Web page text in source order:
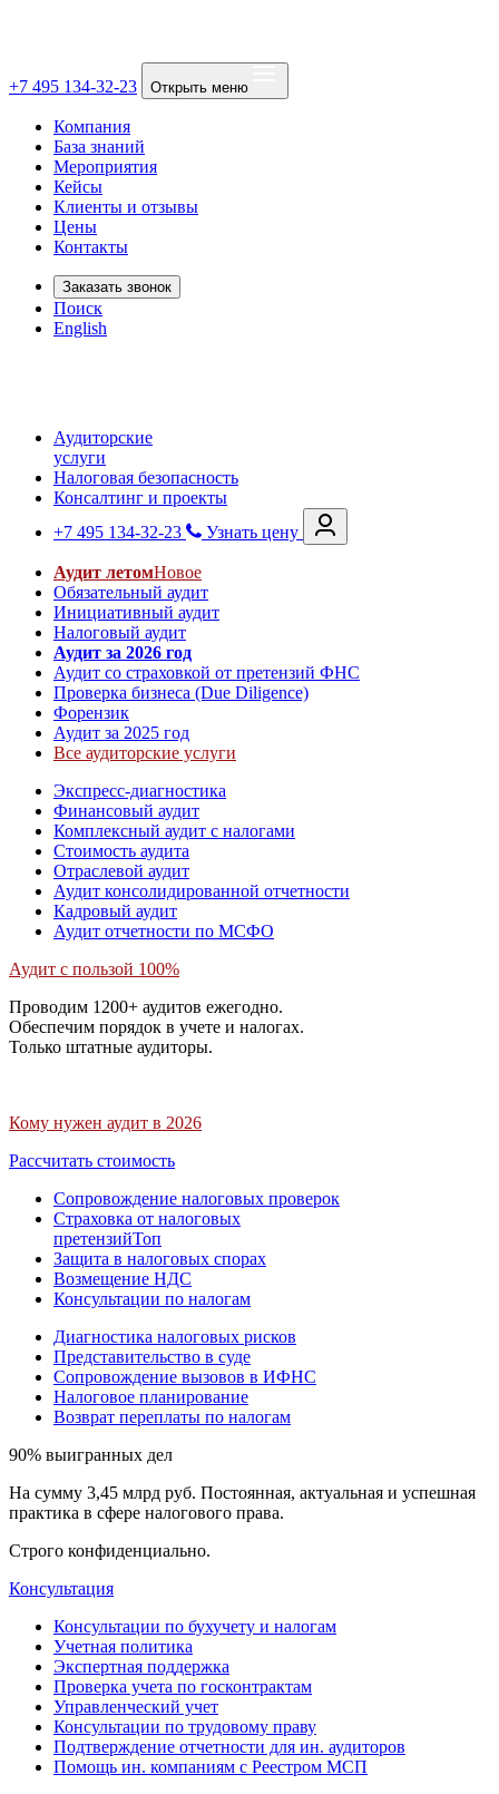
+7 495 134-32-23 Открыть меню
Компания
База знаний
Мероприятия
Кейсы
Клиенты и отзывы
Цены
Контакты
Заказать звонок
Поиск
English
Аудиторские
услуги
Налоговая безопасность
Консалтинг и проекты
+7 495 134-32-23
Узнать цену
Аудит летомНовое
Обязательный аудит
Инициативный аудит
Налоговый аудит
Аудит за 2026 год
Аудит со страховкой от претензий ФНС
Проверка бизнеса (Due Diligence)
Форензик
Аудит за 2025 год
Все аудиторские услуги
Экспресс-диагностика
Финансовый аудит
Комплексный аудит с налогами
Стоимость аудита
Отраслевой аудит
Аудит консолидированной отчетности
Кадровый аудит
Аудит отчетности по МСФО
Аудит с пользой 100%
Проводим 1200+ аудитов ежегодно.
Обеспечим порядок в учете и налогах.
Только штатные аудиторы.
Кому нужен аудит в 2026
Рассчитать стоимость
Сопровождение налоговых проверок
Страховка от налоговых
претензийТоп
Защита в налоговых спорах
Возмещение НДС
Консультации по налогам
Диагностика налоговых рисков
Представительство в суде
Сопровождение вызовов в ИФНС
Налоговое планирование
Возврат переплаты по налогам
90% выигранных дел
На сумму 3,45 млрд руб. Постоянная, актуальная и успешная
практика в сфере налогового права.
Строго конфиденциально.
Консультация
Консультации по бухучету и налогам
Учетная политика
Экспертная поддержка
Проверка учета по госконтрактам
Управленческий учет
Консультации по трудовому праву
Подтверждение отчетности для ин. аудиторов
Помощь ин. компаниям с Реестром МСП